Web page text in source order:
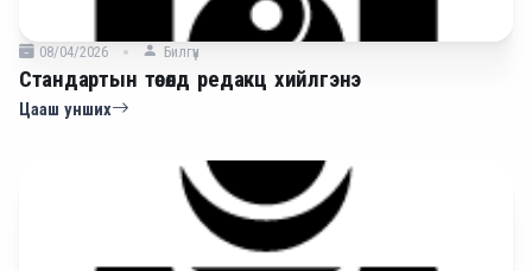
08/04/2026 Билгүүн
Стандартын төсөлд редакц хийлгэнэ
Цааш унших